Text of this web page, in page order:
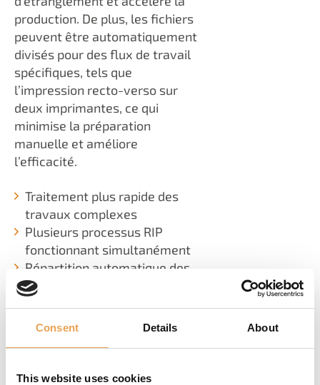
Consent Details About
This website uses cookies
production. De plus, les fichiers
peuvent être automatiquement
divisés pour des flux de travail
spécifiques, tels que
l’impression recto-verso sur
deux imprimantes, ce qui
minimise la préparation
manuelle et améliore
l’efficacité.
Traitement plus rapide des
travaux complexes
Plusieurs processus RIP
fonctionnant simultanément
Répartition automatique des
travaux
d’étranglement en production